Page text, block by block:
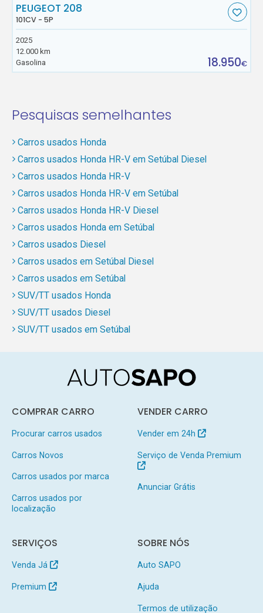
PEUGEOT 208
101CV - 5P
2025
12.000 km
Gasolina
18.950€
Pesquisas semelhantes
Carros usados Honda
Carros usados Honda HR-V em Setúbal Diesel
Carros usados Honda HR-V
Carros usados Honda HR-V em Setúbal
Carros usados Honda HR-V Diesel
Carros usados Honda em Setúbal
Carros usados Diesel
Carros usados em Setúbal Diesel
Carros usados em Setúbal
SUV/TT usados Honda
SUV/TT usados Diesel
SUV/TT usados em Setúbal
COMPRAR CARRO
Procurar carros usados
Carros Novos
Carros usados por marca
Carros usados por
localização
VENDER CARRO
Vender em 24h
Serviço de Venda Premium
Anunciar Grátis
SERVIÇOS
Venda Já
Premium
SOBRE NÓS
Auto SAPO
Ajuda
Termos de utilização